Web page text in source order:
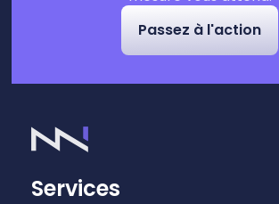
Passez à l'action
Services